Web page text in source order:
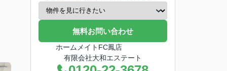
無料お問い合わせ
ホームメイトFC鳳店
有限会社大和エステート